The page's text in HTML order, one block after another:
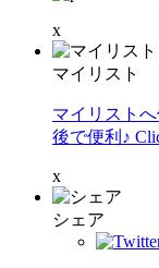
x
マイリスト
マイリスト
後で便利♪
x
シェア